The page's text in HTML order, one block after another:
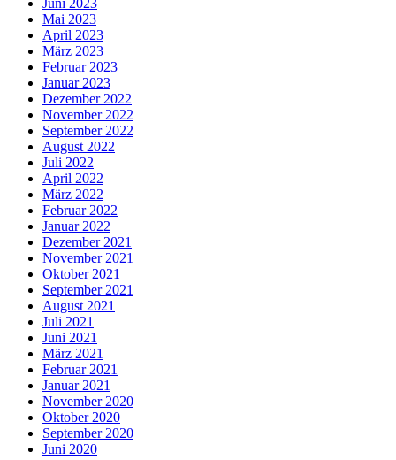
Juni 2023
Mai 2023
April 2023
März 2023
Februar 2023
Januar 2023
Dezember 2022
November 2022
September 2022
August 2022
Juli 2022
April 2022
März 2022
Februar 2022
Januar 2022
Dezember 2021
November 2021
Oktober 2021
September 2021
August 2021
Juli 2021
Juni 2021
März 2021
Februar 2021
Januar 2021
November 2020
Oktober 2020
September 2020
Juni 2020